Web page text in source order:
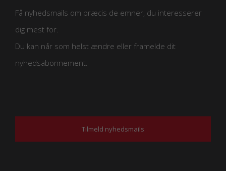
Få nyhedsmails om præcis de emner, du interesserer
dig mest for.
Du kan når som helst ændre eller framelde dit
nyhedsabonnement.
Tilmeld nyhedsmails